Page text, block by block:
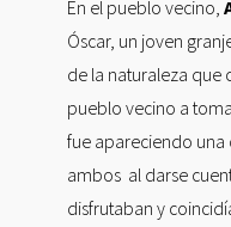
En el pueblo vecino,
Óscar, un joven
de la naturaleza que
pueblo vecino a
fue apareciendo
ambos al darse
disfrutaban y